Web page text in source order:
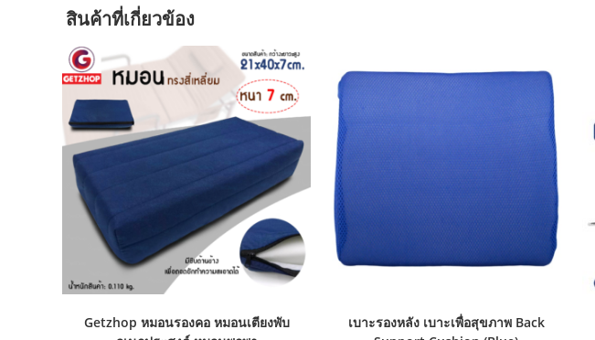
สินค้าที่เกี่ยวข้อง
Getzhop หมอนรองคอ หมอนเตียงพับ
เบาะรองหลัง เบาะเพื่อสุขภาพ Back